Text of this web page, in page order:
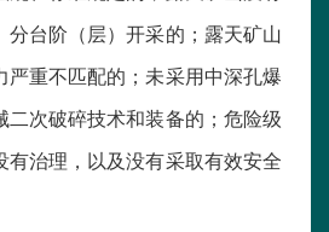
分台阶（层）开采的；露天矿山
严重不匹配的；未采用中深孔爆
二次破碎技术和装备的；危险级
有治理，以及没有采取有效安全